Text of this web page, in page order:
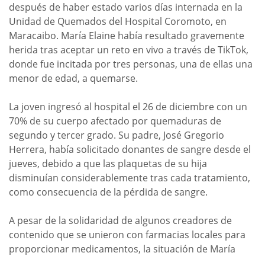
después de haber estado varios días internada en la
Unidad de Quemados del Hospital Coromoto, en
Maracaibo. María Elaine había resultado gravemente
herida tras aceptar un reto en vivo a través de TikTok,
donde fue incitada por tres personas, una de ellas una
menor de edad, a quemarse.
La joven ingresó al hospital el 26 de diciembre con un
70% de su cuerpo afectado por quemaduras de
segundo y tercer grado. Su padre, José Gregorio
Herrera, había solicitado donantes de sangre desde el
jueves, debido a que las plaquetas de su hija
disminuían considerablemente tras cada tratamiento,
como consecuencia de la pérdida de sangre.
A pesar de la solidaridad de algunos creadores de
contenido que se unieron con farmacias locales para
proporcionar medicamentos, la situación de María